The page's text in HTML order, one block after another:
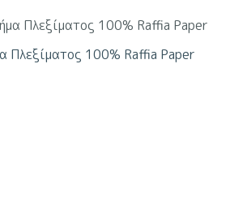
πολλαπλές
Πλεξίματος 100% Raffia Paper